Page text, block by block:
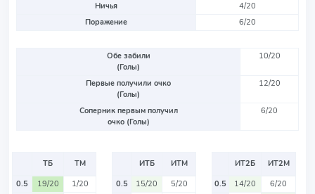
Ничья
4/20
Поражение
6/20
Обе забили
(Голы)
10/20
Первые получили очко
(Голы)
12/20
Соперник первым получил
очко (Голы)
6/20
ТБ
ТМ
0.5
19/20
1/20
ИТБ
ИТМ
0.5
15/20
5/20
ИТ2Б
ИТ2М
0.5
14/20
6/20